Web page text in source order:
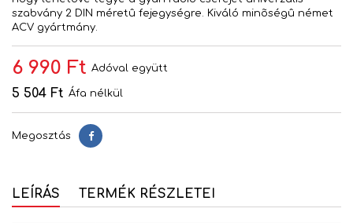
szabvány 2 DIN méretû fejegységre. Kiváló minõségû német
ACV gyártmány.
6 990 Ft Adóval együtt
5 504 Ft Áfa nélkül
Megosztás Megosztás
LEÍRÁS TERMÉK RÉSZLETEI